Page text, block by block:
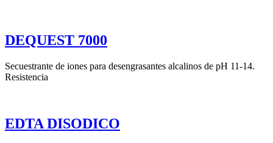
DEQUEST 7000
Secuestrante de iones para desengrasantes alcalinos de pH 11-14.
Resistencia
EDTA DISODICO